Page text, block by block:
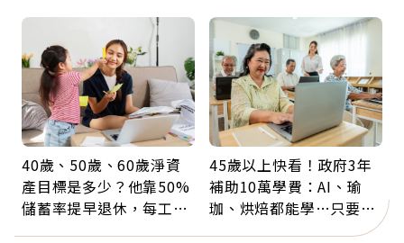
40歲、50歲、60歲淨資
產目標是多少？他靠50%
儲蓄率提早退休，每工作
45歲以上快看！政府3年
補助10萬學費：AI、瑜
珈、烘焙都能學…只要願